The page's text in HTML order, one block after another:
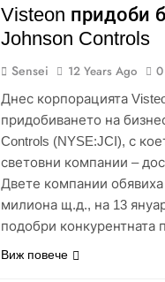
Visteon придоби
Johnson Controls
Sensei 12 Years Ago 0
Днес корпорацията
придобиването на
Controls (NYSE:JCI), с
световни компании –
Двете компании
милиона щ.д., на 13
подобри конкурентната
Виж повече